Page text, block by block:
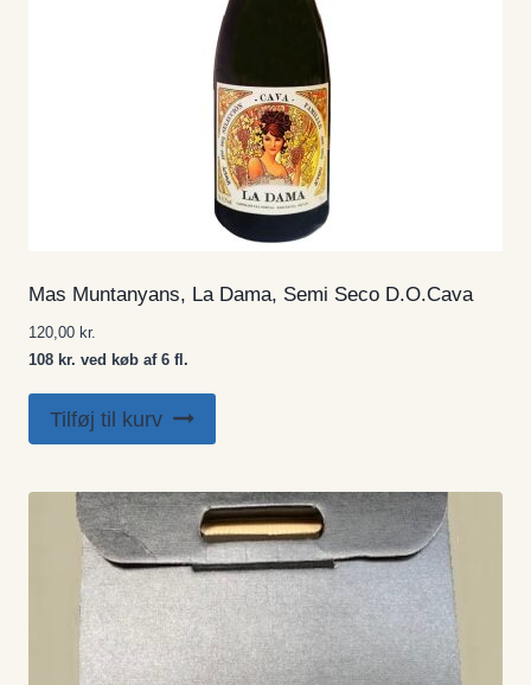
Mas Muntanyans, La Dama, Semi Seco D.O.Cava
120,00 kr.
108 kr. ved køb af 6 fl.
Tilføj til kurv